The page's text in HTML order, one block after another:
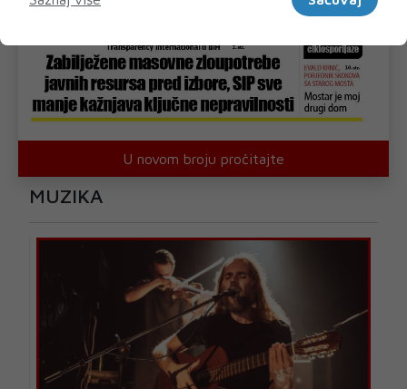
U novom broju pročitajte
MUZIKA